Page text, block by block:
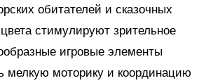
обитателей и сказочных
стимулируют зрительное
игровые элементы
мелкую моторику и координацию